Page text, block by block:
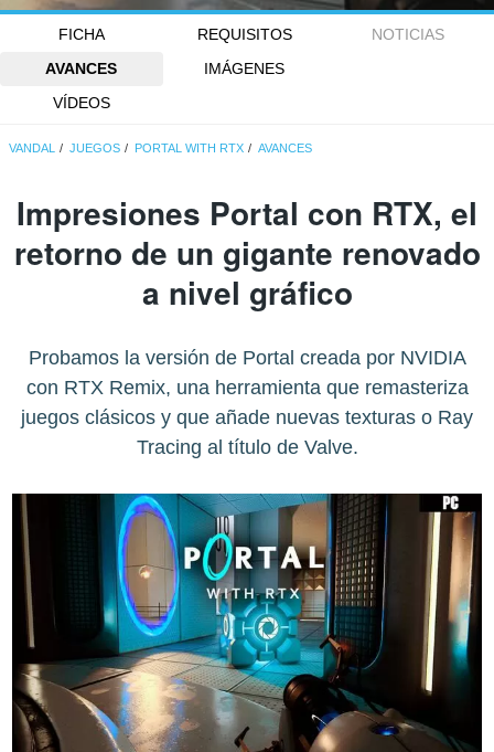
FICHA REQUISITOS
NOTICIAS
AVANCES
IMÁGENES
VÍDEOS
VANDAL JUEGOS PORTAL WITH RTX AVANCES
Impresiones Portal con RTX, el
retorno de un gigante renovado
a nivel gráfico
Probamos la versión de Portal creada por NVIDIA
con RTX Remix, una herramienta que remasteriza
juegos clásicos y que añade nuevas texturas o Ray
Tracing al título de Valve.